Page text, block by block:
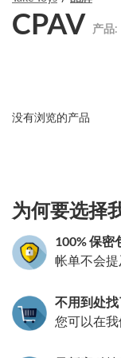
CPAV 产品:
没有浏览的产品
为何要选择
100% 保密
帐单不会
不用到处找
您可以在我